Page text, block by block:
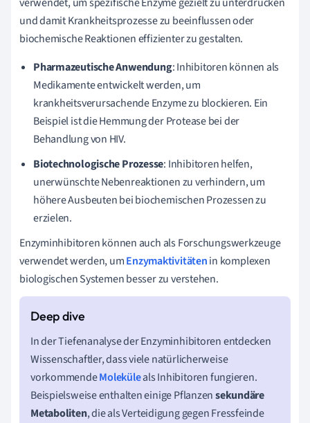
und damit Krankheitsprozesse zu beeinflussen oder
biochemische Reaktionen effizienter zu gestalten.
Pharmazeutische Anwendung: Inhibitoren können als
Medikamente entwickelt werden, um
krankheitsverursachende Enzyme zu blockieren. Ein
Beispiel ist die Hemmung der Protease bei der
Behandlung von HIV.
Biotechnologische Prozesse: Inhibitoren helfen,
unerwünschte Nebenreaktionen zu verhindern, um
höhere Ausbeuten bei biochemischen Prozessen zu
erzielen.
Enzyminhibitoren können auch als Forschungswerkzeuge
verwendet werden, umEnzymaktivitätenin komplexen
biologischen Systemen besser zu verstehen.
In der Tiefenanalyse der Enzyminhibitoren entdecken
Wissenschaftler, dass viele natürlicherweise
vorkommendeMoleküleals Inhibitoren fungieren.
Beispielsweise enthalten einige Pflanzensekundäre
Metaboliten, die als Verteidigung gegen Fressfeinde